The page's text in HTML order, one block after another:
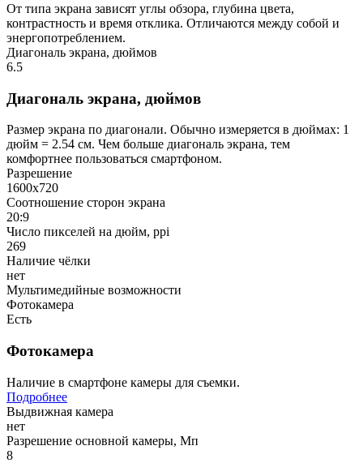
От типа экрана зависят углы обзора, глубина цвета,
контрастность и время отклика. Отличаются между собой и
энергопотреблением.
Диагональ экрана, дюймов
6.5
Диагональ экрана, дюймов
Размер экрана по диагонали. Обычно измеряется в дюймах: 1
дюйм = 2.54 см. Чем больше диагональ экрана, тем
комфортнее пользоваться смартфоном.
Разрешение
1600x720
Соотношение сторон экрана
20:9
Число пикселей на дюйм, ppi
269
Наличие чёлки
нет
Мультимедийные возможности
Фотокамера
Есть
Фотокамера
Наличие в смартфоне камеры для съемки.
Подробнее
Выдвижная камера
нет
Разрешение основной камеры, Мп
8